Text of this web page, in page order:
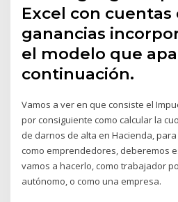
Excel con
ganancias
el modelo que
continuación.
Vamos a ver en que consiste el
por consiguiente como calcular la
de darnos de alta en Hacienda,
como emprendedores, deberemos
vamos a hacerlo, como trabajador
autónomo, o como una empresa.